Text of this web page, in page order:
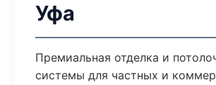
Уфа
Премиальная отделка и
системы для частных и